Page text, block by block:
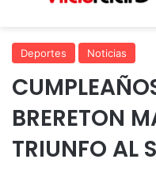
Deportes Noticias
BRERETON
TRIUNFO AL